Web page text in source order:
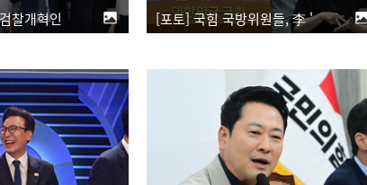
[포토] 개혁신당 '검찰개혁인가, 형사사법의 붕괴인가 토론회' [포토] 국힘 국방위원들, 李 '육사 쿠데타' 발언 관련 기자회견